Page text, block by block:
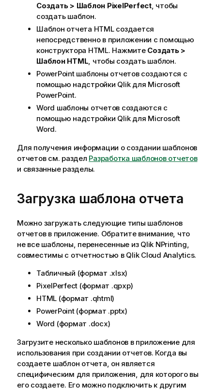
Создать > Шаблон PixelPerfect, чтобы
создать шаблон.
Шаблон отчета HTMLсоздается
непосредственно в приложении с помощью
конструктора HTML. Нажмите Создать >
Шаблон HTML , чтобы создать шаблон.
PowerPointшаблоны отчетов создаются с
помощью надстройки Qlikдля Microsoft
PowerPoint.
Word шаблоны отчетов создаются с
помощью надстройки Qlikдля Microsoft
Word.
Для получения информации о создании шаблонов
отчетов см. раздел Разработка шаблонов отчетов
и связанные разделы.
Загрузка шаблона отчета
Можно загружать следующие типы шаблонов
отчетов в приложение. Обратите внимание, что
не все шаблоны, перенесенные из Qlik NPrinting,
совместимы с отчетностью в Qlik Cloud Analytics.
Табличный (формат .xlsx)
PixelPerfect (формат .qpxp)
HTML (формат .qhtml)
PowerPoint(формат .pptx)
Word (формат .docx)
Загрузите несколько шаблонов в приложениедля
использования при создании отчетов. Когда вы
создаете шаблон отчета, он является
специфическим для приложения, для которого вы
его создаете. Его можно подключить к другим